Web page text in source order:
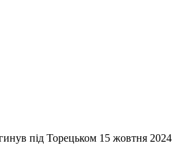
під Торецьком 15 жовтня 2024